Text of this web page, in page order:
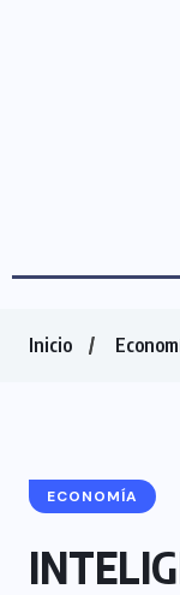
Inicio
ECONOMÍA